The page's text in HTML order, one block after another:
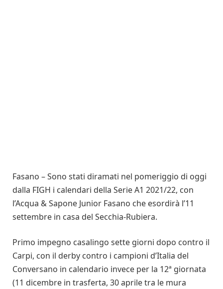
Fasano – Sono stati diramati nel pomeriggio di oggi
dalla FIGH i calendari della Serie A1 2021/22, con
l’Acqua & Sapone Junior Fasano che esordirà l’11
settembre in casa del Secchia-Rubiera.
Primo impegno casalingo sette giorni dopo contro il
Carpi, con il derby contro i campioni d’Italia del
Conversano in calendario invece per la 12ª giornata
(11 dicembre in trasferta, 30 aprile tra le mura